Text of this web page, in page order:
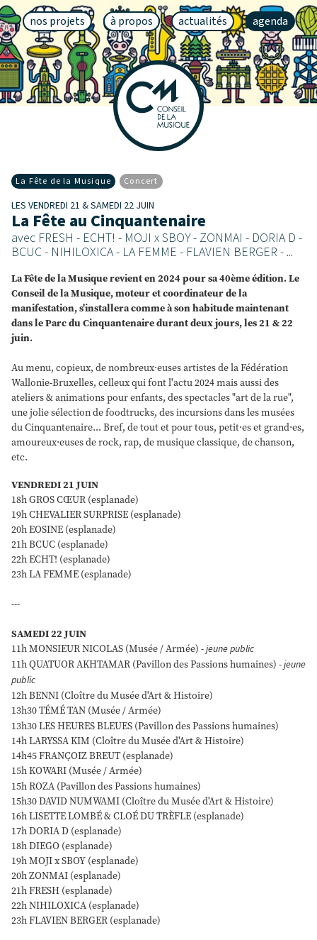
nos projets à propos actualités agenda
La Fête de la Musique Concert
LES VENDREDI 21 & SAMEDI 22 JUIN
La Fête au Cinquantenaire
avec FRESH - ECHT! - MOJI x SBOY - ZONMAI - DORIA D -
BCUC - NIHILOXICA - LA FEMME - FLAVIEN BERGER - ...
La Fête de la Musique revient en 2024 pour sa 40ème édition. Le
Conseil de la Musique, moteur et coordinateur de la
manifestation, s'installera comme à son habitude maintenant
dans le Parc du Cinquantenaire durant deux jours, les 21 & 22
juin.
Au menu, copieux, de nombreux·euses artistes de la Fédération
Wallonie-Bruxelles, celleux qui font l'actu 2024 mais aussi des
ateliers & animations pour enfants, des spectacles "art de la rue",
une jolie sélection de foodtrucks, des incursions dans les musées
du Cinquantenaire... Bref, de tout et pour tous, petit·es et grand·es,
amoureux·euses de rock, rap, de musique classique, de chanson,
etc.
VENDREDI 21 JUIN
18h GROS CŒUR (esplanade)
19h CHEVALIER SURPRISE (esplanade)
20h EOSINE (esplanade)
21h BCUC (esplanade)
22h ECHT! (esplanade)
23h LA FEMME (esplanade)
---
SAMEDI 22 JUIN
11h MONSIEUR NICOLAS (Musée / Armée) - jeune public
11h QUATUOR AKHTAMAR (Pavillon des Passions humaines) - jeune
public
12h BENNI (Cloître du Musée d'Art & Histoire)
13h30 TÉMÉ TAN (Musée / Armée)
13h30 LES HEURES BLEUES (Pavillon des Passions humaines)
14h LARYSSA KIM (Cloître du Musée d'Art & Histoire)
14h45 FRANÇOIZ BREUT (esplanade)
15h KOWARI (Musée / Armée)
15h ROZA (Pavillon des Passions humaines)
15h30 DAVID NUMWAMI (Cloître du Musée d'Art & Histoire)
16h LISETTE LOMBÉ & CLOÉ DU TRÈFLE (esplanade)
17h DORIA D (esplanade)
18h DIEGO (esplanade)
19h MOJI x SBOY (esplanade)
20h ZONMAI (esplanade)
21h FRESH (esplanade)
22h NIHILOXICA (esplanade)
23h FLAVIEN BERGER (esplanade)